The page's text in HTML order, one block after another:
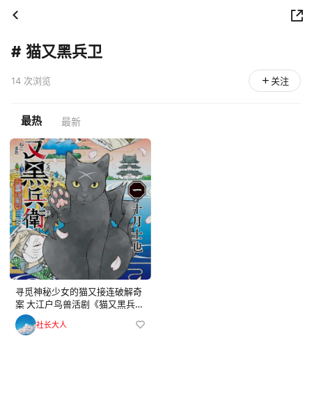
# 猫又黑兵卫
14 次浏览 关注
最热 最新
寻觅神秘少女的猫又接连破解奇
案 大江户鸟兽活剧《猫又黑兵
卫》第 1 卷发售
社长大人